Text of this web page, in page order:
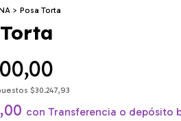
> Posa Torta
$30.247,93
con Transferencia o depósito